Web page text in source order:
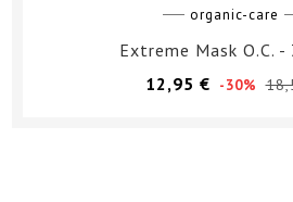
organic-care
Extreme Mask O.C.
12,95 € Prezzo
-30%